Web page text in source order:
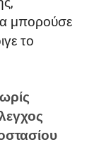
μπορούσε
το